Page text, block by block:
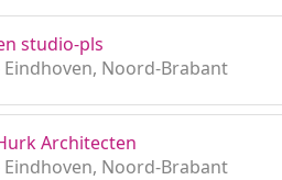
studio-pls
Eindhoven, Noord-Brabant
Architecten
Eindhoven, Noord-Brabant